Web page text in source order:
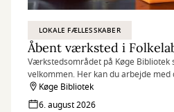
LOKALE FÆLLESSKABER
Åbent værksted i
Værkstedsområdet på Køge Bibliotek
velkommen. Her kan du arbejde
f.eks. 3D-printere, broderimaskiner
udveksle idéer og dele viden med
Køge Bibliotek
6. august 2026